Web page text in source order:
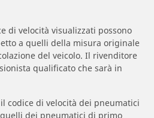
di velocità visualizzati possono
a quelli della misura originale
del veicolo. Il rivenditore
qualificato che sarà in
codice di velocità dei pneumatici
dei pneumatici di primo